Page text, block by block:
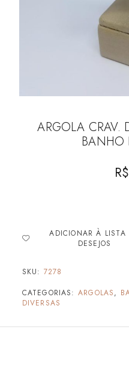
ARGOLA CRAV.
BANHO
R$
ADICIONAR À LISTA
DESEJOS
SKU: 7278
CATEGORIAS: ARGOLAS,
DIVERSAS